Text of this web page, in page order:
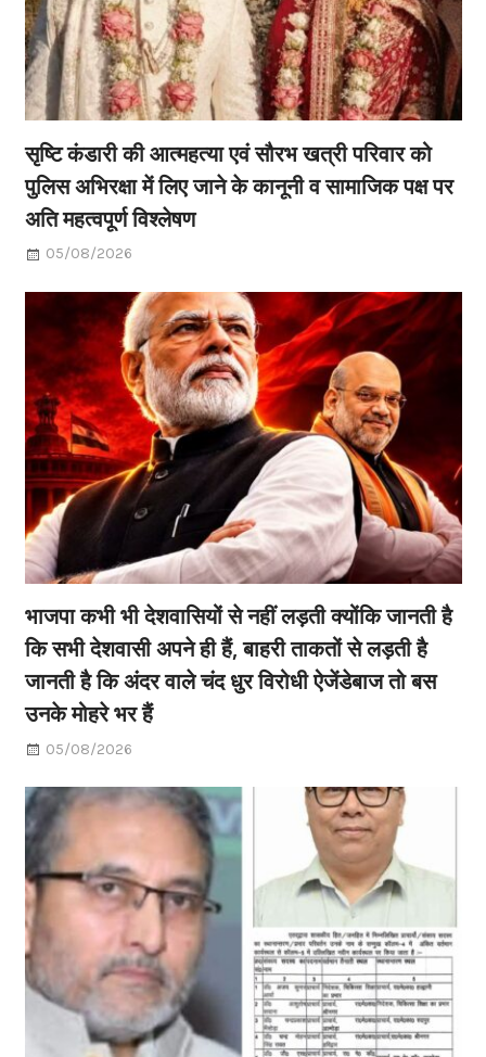
सृष्टि कंडारी की आत्महत्या एवं सौरभ खत्री परिवार को
पुलिस अभिरक्षा में लिए जाने के कानूनी व सामाजिक पक्ष पर
अति महत्वपूर्ण विश्लेषण
05/08/2026
भाजपा कभी भी देशवासियों से नहीं लड़ती क्योंकि जानती है
कि सभी देशवासी अपने ही हैं, बाहरी ताकतों से लड़ती है
जानती है कि अंदर वाले चंद धुर विरोधी ऐजेंडेबाज तो बस
उनके मोहरे भर हैं
05/08/2026